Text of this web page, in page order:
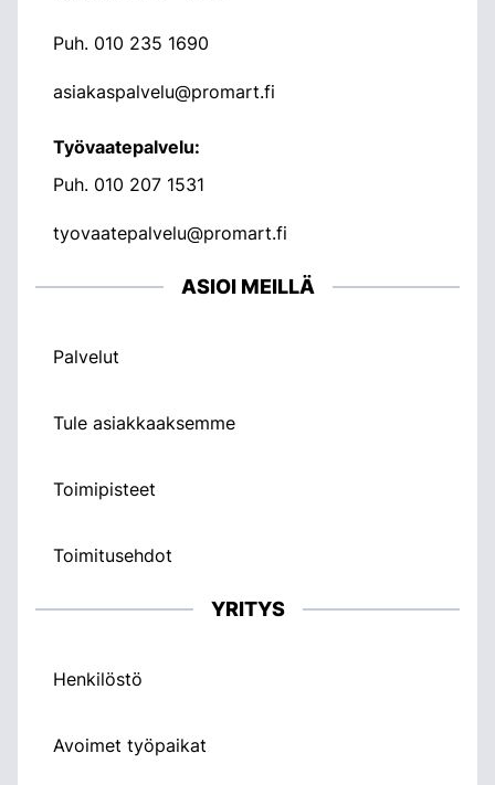
Puh. 010 235 1690
asiakaspalvelu@promart.fi
Työvaatepalvelu:
Puh. 010 207 1531
tyovaatepalvelu@promart.fi
ASIOI MEILLÄ
Palvelut
Tule asiakkaaksemme
Toimipisteet
Toimitusehdot
YRITYS
Henkilöstö
Avoimet työpaikat